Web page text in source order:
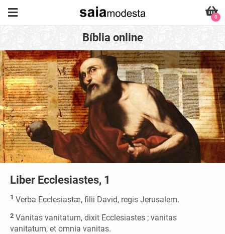
0
Bíblia online
Liber Ecclesiastes, 1
1 Verba Ecclesiastæ, filii David, regis Jerusalem.
2 Vanitas vanitatum, dixit Ecclesiastes ; vanitas
vanitatum, et omnia vanitas.